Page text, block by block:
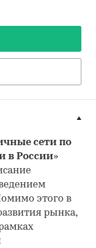
сети по
в России»
этого в
рынка,